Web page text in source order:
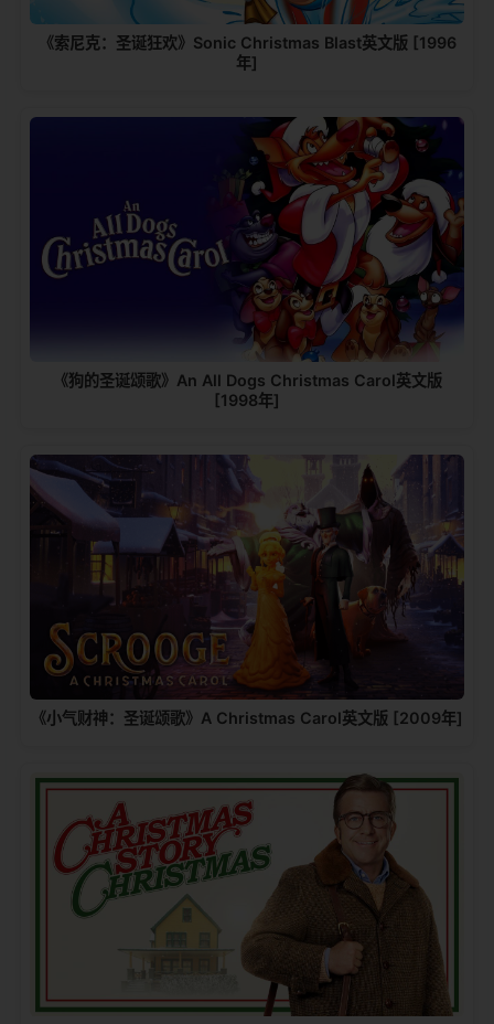
《索尼克：圣诞狂欢》Sonic Christmas Blast英文版 [1996
年]
《狗的圣诞颂歌》An All Dogs Christmas Carol英文版
[1998年]
《小气财神：圣诞颂歌》A Christmas Carol英文版 [2009年]